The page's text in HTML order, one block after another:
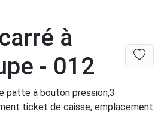
à
- 012
patte à bouton pression,3
ticket de caisse, emplacement